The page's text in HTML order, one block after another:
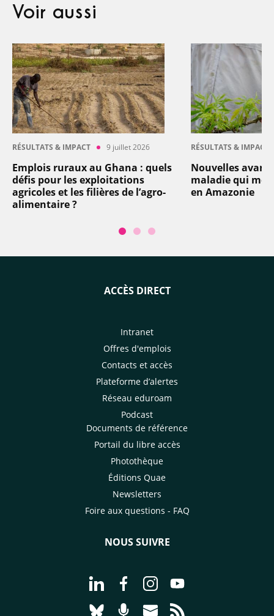
Voir aussi
RÉSULTATS & IMPACT 9 juillet 2026
Emplois ruraux au Ghana : quels
défis pour les exploitations
agricoles et les filières de l’agro-
alimentaire ?
RÉSULTATS & IMPACT
Nouvelles
maladie qui
en Amazonie
ACCÈS DIRECT
Intranet
Offres d'emplois
Contacts et accès
Plateforme d’alertes
Réseau eduroam
Podcast
Documents de référence
Portail du libre accès
Photothèque
Éditions Quae
Newsletters
Foire aux questions - FAQ
NOUS SUIVRE
Aller à la page Nous suivre sur
Aller à la page Nous suivre sur
Aller à la page Nous
Aller à la page
Aller à la page Nous suivre sur
Aller à la page Nourrir le
Aller à la page Nous